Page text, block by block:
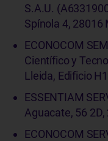
S.A.U.
Spínola 4, 28016
ECONOCOM
Científico y
Lleida, Edificio
ESSENTIAM
Aguacate, 56
ECONOCOM